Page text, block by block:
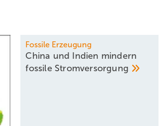
Fossile Erzeugung
China und Indien mindern
fossile Stromversorgung